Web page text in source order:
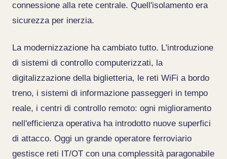
connessione alla rete centrale. Quell'isolamento era
sicurezza per inerzia.
La modernizzazione ha cambiato tutto. L'introduzione
di sistemi di controllo computerizzati, la
digitalizzazione della biglietteria, le reti WiFi a bordo
treno, i sistemi di informazione passeggeri in tempo
reale, i centri di controllo remoto: ogni miglioramento
nell'efficienza operativa ha introdotto nuove superfici
di attacco. Oggi un grande operatore ferroviario
gestisce reti IT/OT con una complessità paragonabile